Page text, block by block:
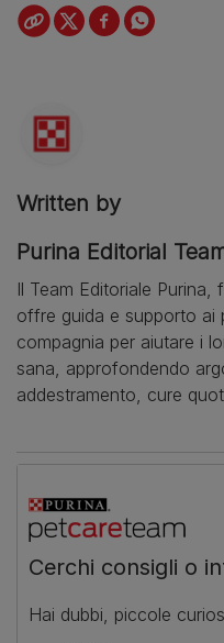
Written by
Purina Editorial
Il Team Editoriale Purina,
offre guida e supporto ai
compagnia per aiutare i
sana, approfondendo
addestramento, cure
Cerchi consigli o
Hai dubbi, piccole